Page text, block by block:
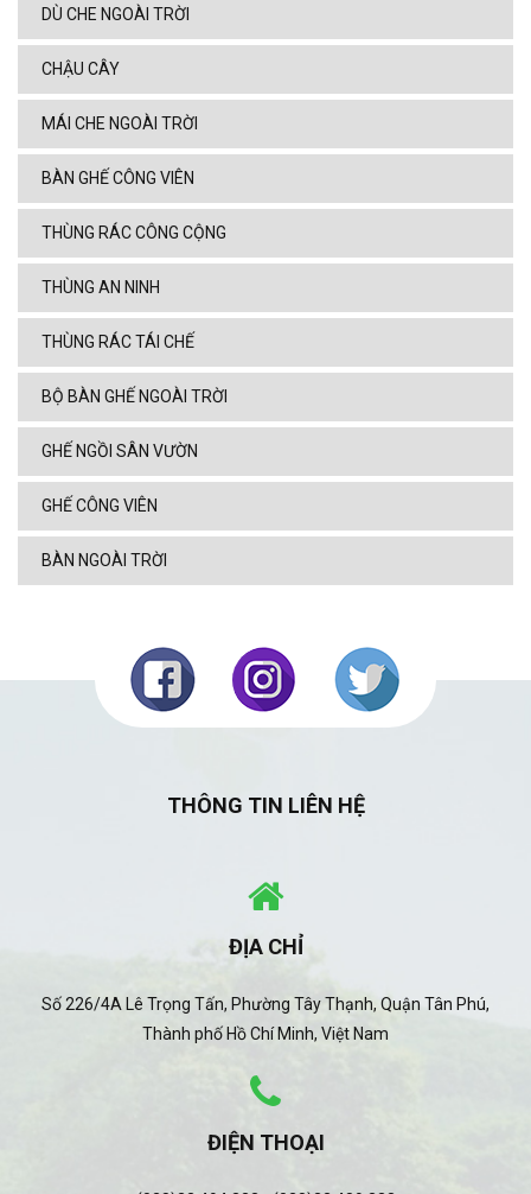
DÙ CHE NGOÀI TRỜI
CHẬU CÂY
MÁI CHE NGOÀI TRỜI
BÀN GHẾ CÔNG VIÊN
THÙNG RÁC CÔNG CỘNG
THÙNG AN NINH
THÙNG RÁC TÁI CHẾ
BỘ BÀN GHẾ NGOÀI TRỜI
GHẾ NGỒI SÂN VƯỜN
GHẾ CÔNG VIÊN
BÀN NGOÀI TRỜI
THÔNG TIN LIÊN HỆ
ĐỊA CHỈ
Số 226/4A Lê Trọng Tấn, Phường Tây Thạnh, Quận Tân Phú,
Thành phố Hồ Chí Minh, Việt Nam
ĐIỆN THOẠI